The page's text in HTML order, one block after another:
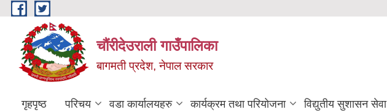
Skip to main content
चौंरीदेउराली गाउँपालिका
बागमती प्रदेश, नेपाल सरकार
गृहपृष्ठ परिचय वडा कार्यालयहरु कार्यक्रम तथा परियोजना विद्युतीय सुशासन सेवा